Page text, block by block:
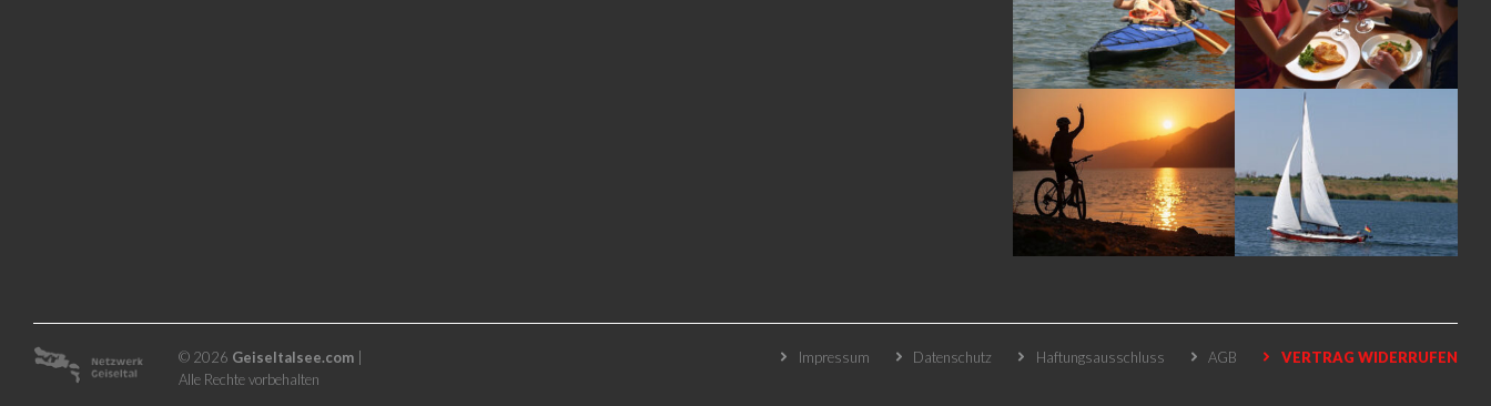
© 2026 Geiseltalsee.com
Alle Rechte vorbehalten
Impressum Datenschutz Haftungsausschluss AGB VERTRAG WIDERRUFEN